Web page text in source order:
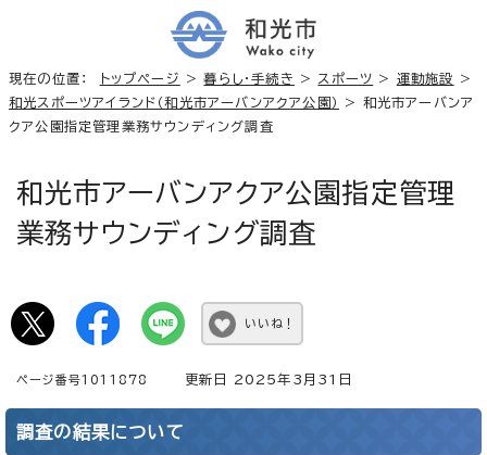
現在の位置： トップページ >暮らし・手続き > スポーツ > 運動施設
>
和光スポーツアイランド（和光市アーバンアクア公園）
> 和光市アーバンア
クア公園指定管理業務サウンディング調査
和光市アーバンアクア公園指定管理
業務サウンディング調査
いいね！
ページ番号1011878 更新日 2025年3月31日
調査の結果について